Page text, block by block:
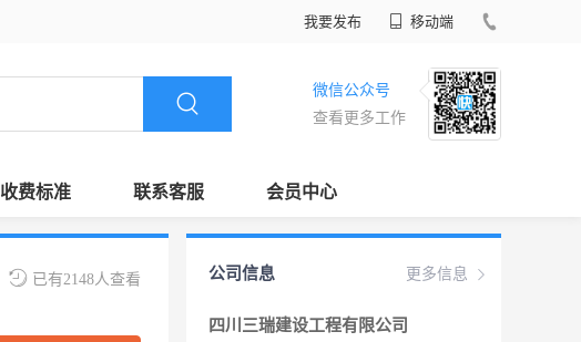
我要发布 移动端
微信公众号
查看更多工作
收费标准 联系客服 会员中心
已有2148人查看 更多信息
公司信息
四川三瑞建设工程有限公司